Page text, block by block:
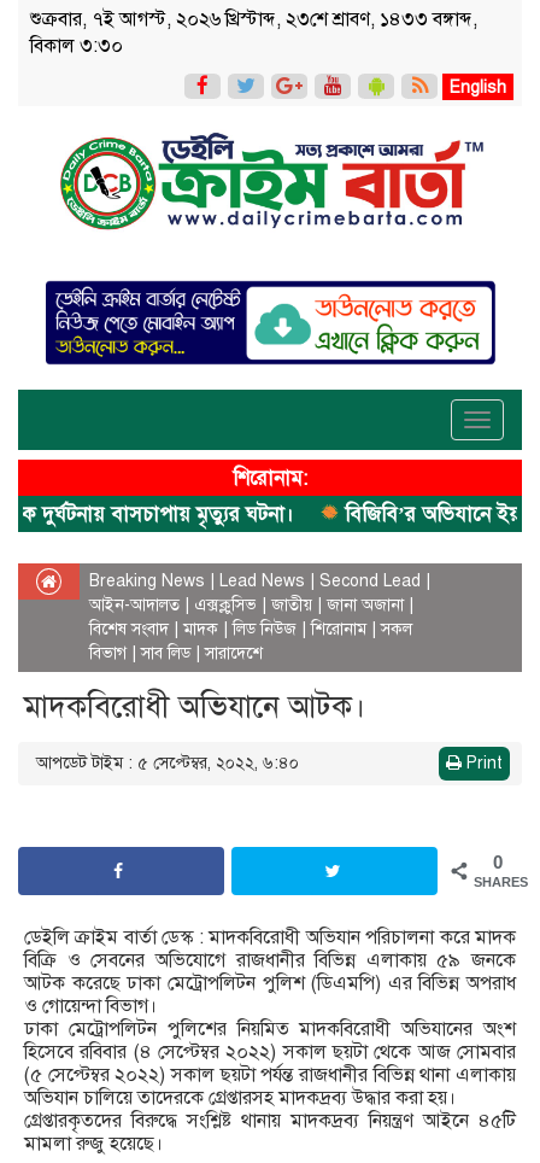
শুক্রবার, ৭ই আগস্ট, ২০২৬ খ্রিস্টাব্দ, ২৩শে শ্রাবণ, ১৪৩৩ বঙ্গাব্দ,
বিকাল ৩:৩০
English
Toggle
শিরোনাম:
বাসচাপায় মৃত্যুর ঘটনা।
বিজিবি’র অভিযানে ইয়াবা
Breaking News Lead News Second Lead
আইন-আদালত
এক্সক্লুসিভ |জাতীয় |জানা অজানা|
বিশেষ সংবাদ|মাদক |লিড নিউজ |শিরোনাম|সকল
বিভাগ|সাব লিড|সারাদেশে
মাদকবিরোধী অভিযানে আটক।
আপডেট টাইম : ৫ সেপ্টেম্বর, ২০২২, ৬:৪০ Print
0
SHARES
ডেইলি ক্রাইম বার্তা ডেস্ক : মাদকবিরোধী অভিযান পরিচালনা করে মাদক
বিক্রি ও সেবনের অভিযোগে রাজধানীর বিভিন্ন এলাকায় ৫৯ জনকে
আটক করেছে ঢাকা মেট্রোপলিটন পুলিশ (ডিএমপি) এর বিভিন্ন অপরাধ
ও গোয়েন্দা বিভাগ।
ঢাকা মেট্রোপলিটন পুলিশের নিয়মিত মাদকবিরোধী অভিযানের অংশ
হিসেবে রবিবার (৪ সেপ্টেম্বর ২০২২) সকাল ছয়টা থেকে আজ সোমবার
(৫ সেপ্টেম্বর ২০২২) সকাল ছয়টা পর্যন্ত রাজধানীর বিভিন্ন থানা এলাকায়
অভিযান চালিয়ে তাদেরকে গ্রেপ্তারসহ মাদকদ্রব্য উদ্ধার করা হয়।
গ্রেপ্তারকৃতদের বিরুদ্ধে সংশ্লিষ্ট থানায় মাদকদ্রব্য নিয়ন্ত্রণ আইনে ৪৫টি
মামলা রুজু হয়েছে।